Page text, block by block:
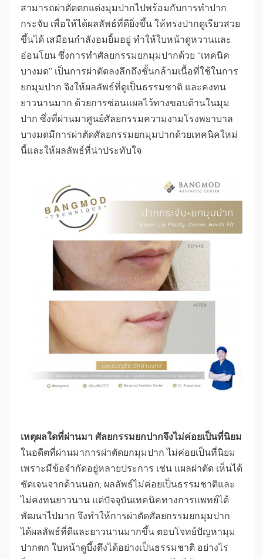
สามารถผ่าตัดตกแต่งมุมปากไปพร้อมกับการทำปาก
กระจับ เพื่อให้ได้ผลลัพธ์ที่ดียิ่งขึ้น ให้ทรงปากดูเรียวสวย
ขึ้นได้ เสมือนกำลังอมยิ้มอยู่ ทำให้ใบหน้าดูหวานและ
อ่อนโยน ซึ่งการทำศัลยกรรมยกมุมปากด้วย “เทคนิค
บางมด” เป็นการผ่าตัดลงลึกถึงชั้นกล้ามเนื้อที่ใช้ในการ
ยกมุมปาก จึงให้ผลลัพธ์ที่ดูเป็นธรรมชาติ และคงทน
ยาวนานมาก ด้วยการซ่อนแผลไว้ทางขอบด้านในมุม
ปาก ซึ่งที่ผ่านมาศูนย์ศัลยกรรมความงามโรงพยาบาล
บางมดมีการผ่าตัดศัลยกรรมยกมุมปากด้วยเทคนิคใหม่
นี้และให้ผลลัพธ์ที่น่าประทับใจ
เหตุผลใดที่ผ่านมา ศัลยกรรมยกปากจึงไม่ค่อยเป็นที่นิยม
ในอดีตที่ผ่านมาการผ่าตัดยกมุมปาก ไม่ค่อยเป็นที่นิยม
เพราะมีข้อจำกัดอยู่หลายประการ เช่น แผลผ่าตัด เห็นได้
ชัดเจนจากด้านนอก, ผลลัพธ์ไม่ค่อยเป็นธรรมชาติและ
ไม่คงทนยาวนาน แต่ปัจจุบันเทคนิคทางการแพทย์ได้
พัฒนาไปมาก จึงทำให้การผ่าตัดศัลยกรรมยกมุมปาก
ได้ผลลัพธ์ที่ดีและยาวนานมากขึ้น ตอบโจทย์ปัญหามุม
ปากตก ใบหน้าดูบึ้งตึงได้อย่างเป็นธรรมชาติ อย่างไร